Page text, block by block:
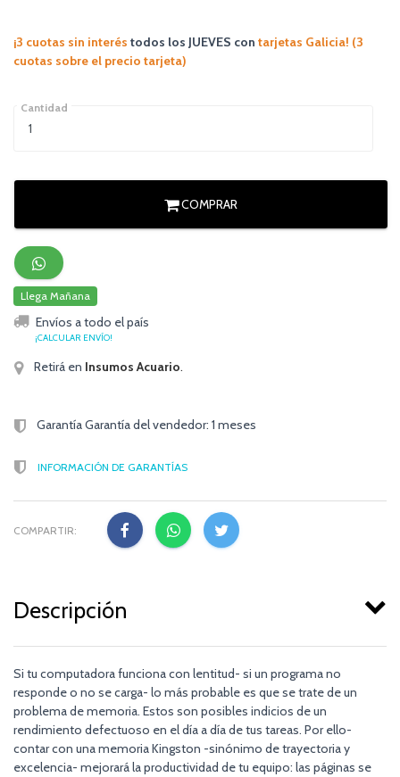
¡3 cuotas sin interés todos los JUEVES con tarjetas Galicia! (3
cuotas sobre el precio tarjeta)
Cantidad
COMPRAR
Llega Mañana
Envíos a todo el país
¡CALCULAR ENVÍO!
Retirá en Insumos Acuario.
Garantía Garantía del vendedor: 1 meses
INFORMACIÓN DE GARANTÍAS
COMPARTIR:
Descripción
Si tu computadora funciona con lentitud- si un programa no
responde o no se carga- lo más probable es que se trate de un
problema de memoria. Estos son posibles indicios de un
rendimiento defectuoso en el día a día de tus tareas. Por ello-
contar con una memoria Kingston -sinónimo de trayectoria y
excelencia- mejorará la productividad de tu equipo: las páginas se